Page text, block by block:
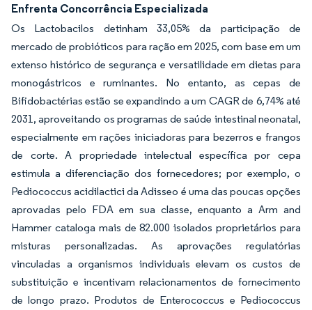
Enfrenta Concorrência Especializada
Os Lactobacilos detinham 33,05% da participação de
mercado de probióticos para ração em 2025, com base em um
extenso histórico de segurança e versatilidade em dietas para
monogástricos e ruminantes. No entanto, as cepas de
Bifidobactérias estão se expandindo a um CAGR de 6,74% até
2031, aproveitando os programas de saúde intestinal neonatal,
especialmente em rações iniciadoras para bezerros e frangos
de corte. A propriedade intelectual específica por cepa
estimula a diferenciação dos fornecedores; por exemplo, o
Pediococcus acidilactici da Adisseo é uma das poucas opções
aprovadas pelo FDA em sua classe, enquanto a Arm and
Hammer cataloga mais de 82.000 isolados proprietários para
misturas personalizadas. As aprovações regulatórias
vinculadas a organismos individuais elevam os custos de
substituição e incentivam relacionamentos de fornecimento
de longo prazo. Produtos de Enterococcus e Pediococcus